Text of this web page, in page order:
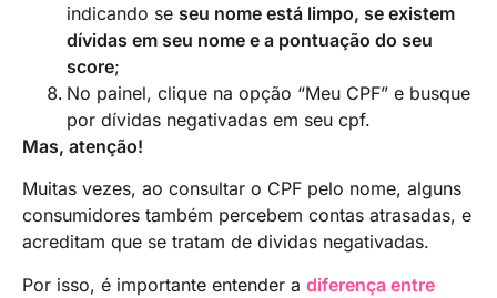
indicando se seu nome está limpo, se existem
dívidas em seu nome e a pontuação do seu
score;
No painel, clique na opção “Meu CPF” e busque
por dívidas negativadas em seu cpf.
Mas, atenção!
Muitas vezes, ao consultar o CPF pelo nome, alguns
consumidores também percebem contas atrasadas, e
acreditam que se tratam de dividas negativadas.
Por isso, é importante entender a diferença entre